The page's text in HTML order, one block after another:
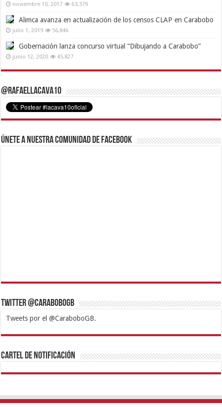
noviembre 10, 2017 63,379
Alimca avanza en actualización de los censos CLAP en Carabobo
julio 1, 2019 56,846
Gobernación lanza concurso virtual “Dibujando a Carabobo”
junio 12, 2020 45,827
@RafaelLacava10
Únete a nuestra comunidad de Facebook
Twitter @CaraboboGB
Tweets por el @CaraboboGB.
1xbetBetturkeyBetistKralbetSupertotobetTipobetMatadorbetMariobet
https://mvbcasino.com/
Cartel de Notificación